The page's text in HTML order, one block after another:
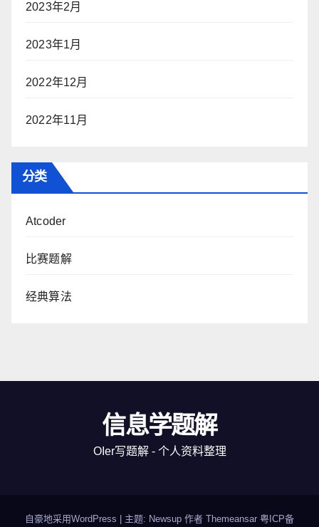
2023年2月
2023年1月
2022年12月
2022年11月
分类
Atcoder
比赛题解
经典算法
信息学题解
OIer写题解 - 个人资料整理
自豪地采用WordPress 主题: Newsup 作者 Themeansar 粤ICP备